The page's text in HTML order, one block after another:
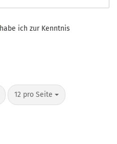
habe ich zur Kenntnis
12 pro Seite
pro Seite